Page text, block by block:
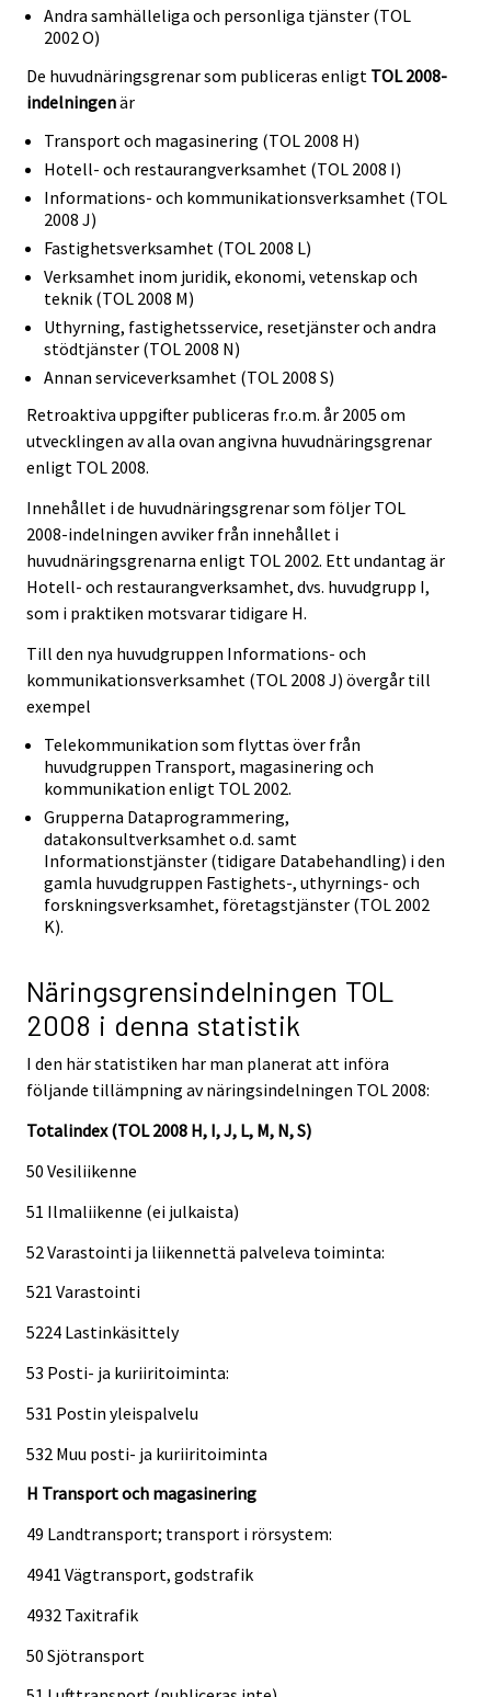
Andra samhälleliga och personliga tjänster (TOL
2002 O)
De huvudnäringsgrenar som publiceras enligt TOL 2008-
indelningenär
Transport och magasinering (TOL 2008 H)
Hotell- och restaurangverksamhet (TOL 2008 I)
Informations- och kommunikationsverksamhet (TOL
2008 J)
Fastighetsverksamhet (TOL 2008 L)
Verksamhet inom juridik, ekonomi, vetenskap och
teknik (TOL 2008 M)
Uthyrning, fastighetsservice, resetjänster och andra
stödtjänster (TOL 2008 N)
Annan serviceverksamhet (TOL 2008 S)
Retroaktiva uppgifter publiceras fr.o.m. år 2005 om
utvecklingen av alla ovan angivna huvudnäringsgrenar
enligt TOL 2008.
Innehållet i de huvudnäringsgrenar som följer TOL
2008-indelningen avviker från innehållet i
huvudnäringsgrenarna enligt TOL 2002. Ett undantag är
Hotell- och restaurangverksamhet, dvs. huvudgrupp I,
som i praktiken motsvarar tidigare H.
Till den nya huvudgruppen Informations- och
kommunikationsverksamhet (TOL 2008 J) övergår till
exempel
Telekommunikation som flyttas över från
huvudgruppen Transport, magasinering och
kommunikation enligt TOL 2002.
Grupperna Dataprogrammering,
datakonsultverksamhet o.d. samt
Informationstjänster (tidigare Databehandling) i den
gamla huvudgruppen Fastighets-, uthyrnings- och
forskningsverksamhet, företagstjänster (TOL 2002
K).
Näringsgrensindelningen TOL
2008 i denna statistik
I den här statistiken har man planerat att införa
följande tillämpning av näringsindelningen TOL 2008:
Totalindex (TOL 2008 H, I, J, L, M, N, S)
50 Vesiliikenne
51 Ilmaliikenne (ei julkaista)
52 Varastointi ja liikennettä palveleva toiminta:
521 Varastointi
5224 Lastinkäsittely
53 Posti- ja kuriiritoiminta:
531 Postin yleispalvelu
532 Muu posti- ja kuriiritoiminta
H Transport och magasinering
49 Landtransport; transport i rörsystem:
4941 Vägtransport, godstrafik
4932 Taxitrafik
50 Sjötransport